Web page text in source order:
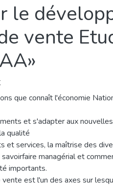
le
vente
que connaît l'économie
et s'adapter aux
qualité
et services, la maîtrise des
managérial et
importants.
vente est l'un des axes sur